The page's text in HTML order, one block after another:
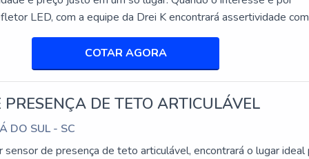
de alta qualidade, as etiquetas rígidas são projetadas para
exigentes. Elas são resistentes a impactos e ao desgaste,
específicas para prevenir furtos. Ao passar por um campo de
alarme antifurto
, alertando os funcionários sobre possíveis
LED, com a equipe da Drei K encontrará assertividade com
com os resultados dos clientes.DETALHES INTERESSANTES
PARA REFLETOR LEDHá mu...
COTAR AGORA
PRESENÇA DE TETO ARTICULÁVEL
DO SUL - SC
sensor de presença de teto articulável, encontrará o lugar ideal